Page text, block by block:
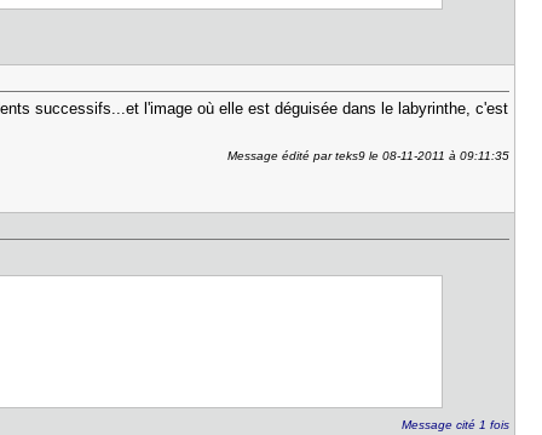
successifs...et l'image où elle est déguisée dans le labyrinthe, c'est
Message édité par teks9 le 08-11-2011 à 09:11:35
Message cité 1 fois